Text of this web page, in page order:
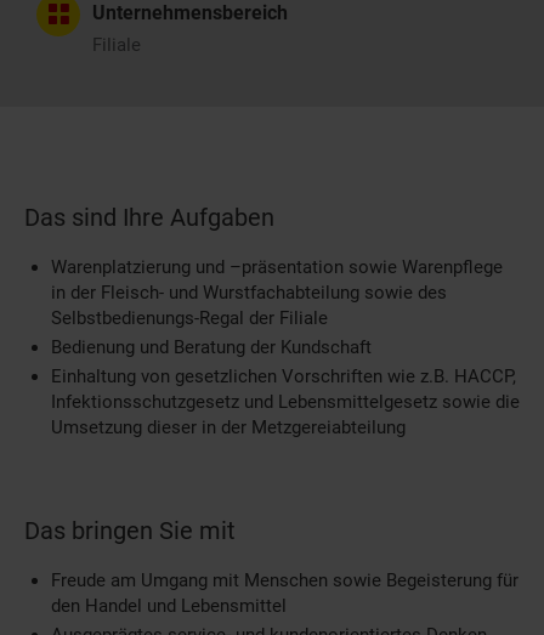
Unternehmensbereich
Filiale
Das sind Ihre Aufgaben
Warenplatzierung und –präsentation sowie Warenpflege
in der Fleisch- und Wurstfachabteilung sowie des
Selbstbedienungs-Regal der Filiale
Bedienung und Beratung der Kundschaft
Einhaltung von gesetzlichen Vorschriften wie z.B. HACCP,
Infektionsschutzgesetz und Lebensmittelgesetz sowie die
Umsetzung dieser in der Metzgereiabteilung
Das bringen Sie mit
Freude am Umgang mit Menschen sowie Begeisterung für
den Handel und Lebensmittel